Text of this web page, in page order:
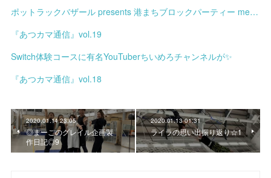
ポットラックバザール presents 港まちブロックパーティー meets みなと土曜市
『あつカマ通信』vol.19
Switch体験コースに有名YouTuberちいめろチャンネルが✨
『あつカマ通信』vol.18
2020.01.14 23:05
◎まーこのグレイル企画製
作日記◎9
2020.01.13 01:31
ライラの思い出振り返り☆1